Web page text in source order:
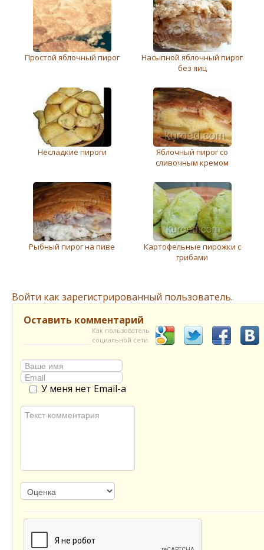
Простой яблочный пирог
Насыпной яблочный пирог
без яиц
Несладкие пироги
Яблочный пирог со
сливочным кремом
Рыбный пирог на пиве
Картофельные пирожки с
грибами
Войти как зарегистрированный пользователь.
Оставить комментарий
Как пользователь
социальной сети
У меня нет Email-а